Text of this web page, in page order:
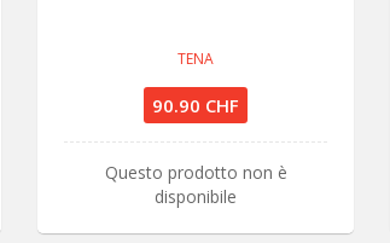
TENA
90.90 CHF
Questo prodotto non è
disponibile